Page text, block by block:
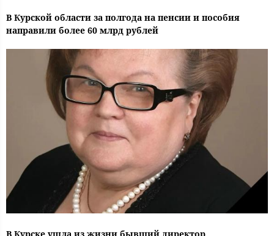
В Курской области за полгода на пенсии и пособия
направили более 60 млрд рублей
В Курске ушла из жизни бывший директор